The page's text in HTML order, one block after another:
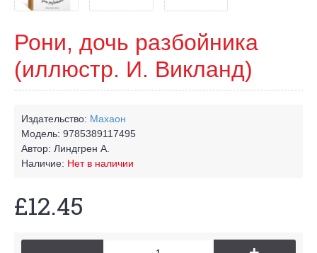
Рони, дочь разбойника
(иллюстр. И. Викланд)
Издательство: Махаон
Модель: 9785389117495
Автор: Линдгрен А.
Наличие: Нет в наличии
£12.45